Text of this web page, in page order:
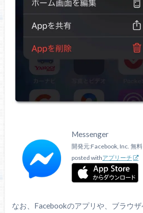
Messenger
開発元:Facebook, Inc. 無料
posted withアプリーチ
なお、Facebookのアプリや、ブラウ